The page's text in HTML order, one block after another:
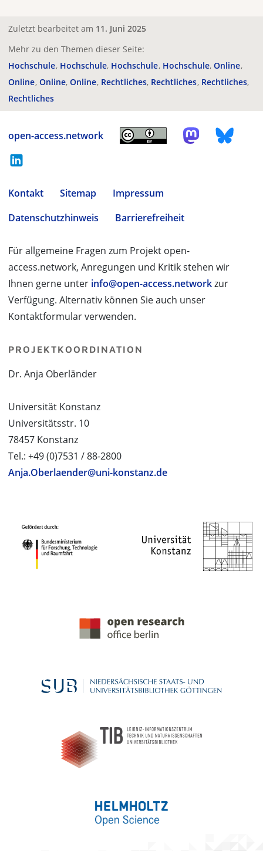
Zuletzt bearbeitet am 11. Juni 2025
Mehr zu den Themen dieser Seite:
Hochschule Hochschule Hochschule Hochschule Online
Online Online Online Rechtliches Rechtliches Rechtliches
Rechtliches
open-access.network
Kontakt Sitemap
Impressum
Datenschutzhinweis
Barrierefreiheit
Für allgemeine Fragen zum Projekt open-
access.network, Anregungen und Kritik stehen wir
Ihnen gerne unter info@open-access.networkzur
Verfügung. Alternativ können Sie auch unser
Kontaktformular verwenden.
PROJEKTKOORDINATION
Dr. Anja Oberländer
Universität Konstanz
Universitätsstr. 10
78457 Konstanz
Tel.: +49 (0)7531 / 88-2800
Anja.Oberlaender@uni-konstanz.de